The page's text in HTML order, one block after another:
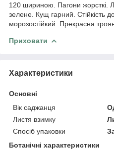
120 шириною. Пагони жорсткі.
зелене. Кущ гарний. Стійкість
морозостійкий. Прекрасна
Приховати
Характеристики
Основні
Вік саджанця
Листя взимку
Спосіб упаковки
Ботанічні характеристики